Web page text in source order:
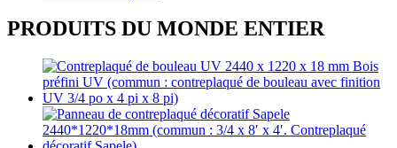
PRODUITS DU MONDE ENTIER